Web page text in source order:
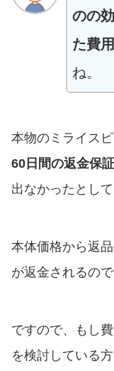
のの
た費
ね。
本物のミライス
60日間の返金保
出なかったとして
本体価格から返
が返金されるので
ですので、もし
を検討している